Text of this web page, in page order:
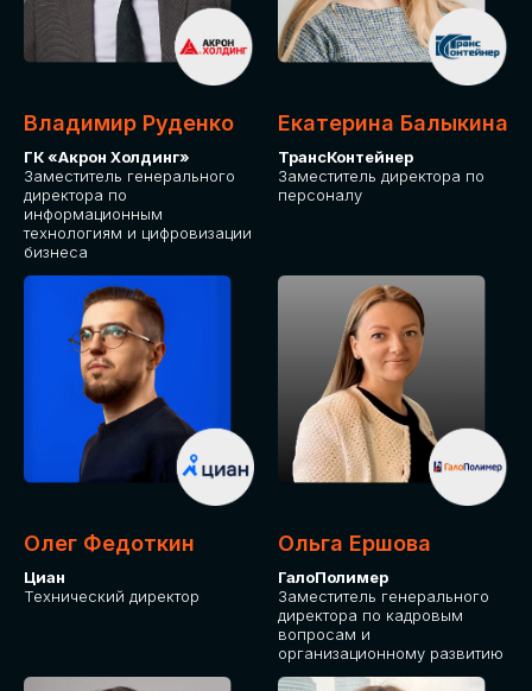
Владимир Руденко
ГК «Акрон Холдинг»
Заместитель генерального
директора по
информационным
технологиям и цифровизации
бизнеса
Екатерина Балыкина
ТрансКонтейнер
Заместитель директора по
персоналу
Олег Федоткин
Циан
Технический директор
Ольга Ершова
ГалоПолимер
Заместитель генерального
директора по кадровым
вопросам и
организационному развитию